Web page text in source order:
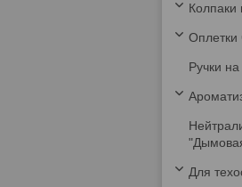
Колпаки
Оплетки
Ручки
Для